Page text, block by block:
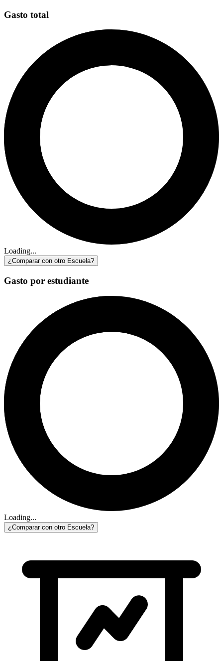
Gasto total
Loading...
¿Comparar con otro Escuela?
Gasto por estudiante
Loading...
¿Comparar con otro Escuela?